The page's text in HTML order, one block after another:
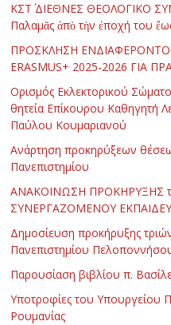
ΚΣΤ΄ ΔΙΕΘΝΕΣ ΘΕΟΛΟΓΙΚΟ
Παλαμᾶς ἀπὸ τὴν ἐποχή του
ΠΡΟΣΚΛΗΣΗ
ERASMUS+ 2025-2026 ΓΙΑ
Ορισμός Εκλεκτορικού
θητεία Επίκουρου Καθηγητή
Παύλου Κουμαριανού
Ανάρτηση προκηρύξεων
Πανεπιστημίου
ΑΝΑΚΟΙΝΩΣΗ ΠΡΟΚΗΡΥΞΗΣ
ΣΥΝΕΡΓΑΖΟΜΕΝΟΥ
Δημοσίευση προκήρυξης
Πανεπιστημίου
Παρουσίαση βιβλίου π.
Υποτροφίες του Υπουργείου
Ρουμανίας